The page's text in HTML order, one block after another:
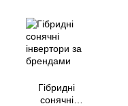
Гібридні
сонячні